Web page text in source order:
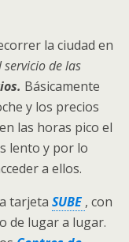
la ciudad en
servicio de las
Básicamente
y los precios
las horas pico el
lento y por lo
a ellos.
tarjeta SUBE, con
de lugar a lugar.